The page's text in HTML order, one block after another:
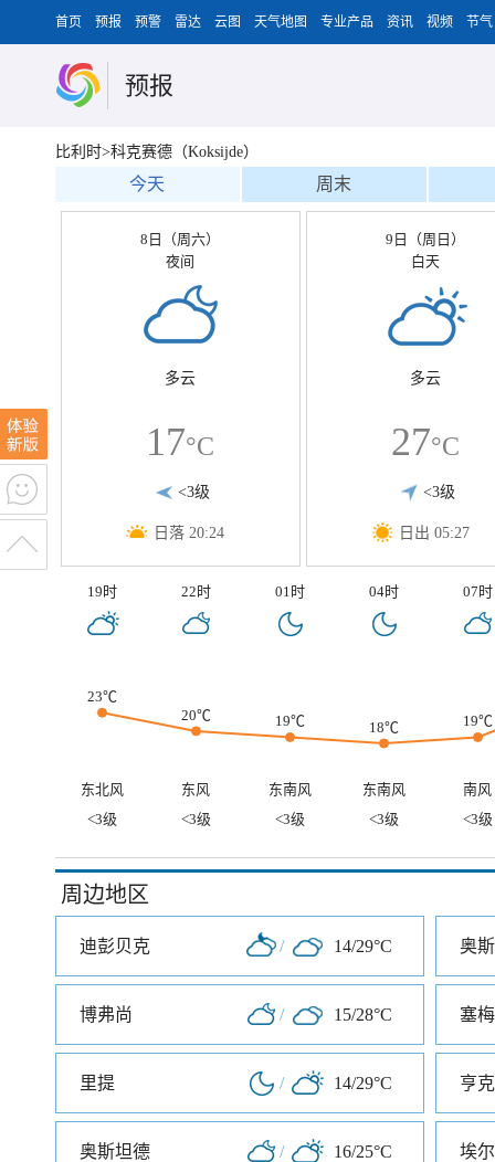
首页 预报 预警 雷达 云图 天气地图 专业产品 资讯 视频 节气
预报
比利时>科克赛德（Koksijde）
今天 周末
8日（周六）
夜间
多云
17°C
<3级
日落 20:24
9日（周日）
白天
多云
27°C
<3级
日出 05:27
19时 22时 01时 04时 07时
23℃
20℃
19℃ 18℃ 19℃
东北风 东风 东南风 东南风
南风
<3级
<3级 <3级 <3级 <3级
周边地区
迪彭贝克 / 14/29°C 奥
博弗尚 / 15/28°C 塞
里提 / 14/29°C 亨克
奥斯坦德 / 16/25°C 埃